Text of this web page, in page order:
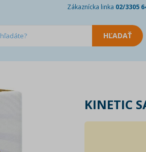
Zákaznícka linka 02/3305
KINETIC